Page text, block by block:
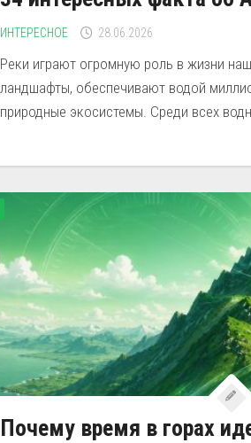
ИНТЕРЕСНОЕ 28.06.2026
Реки играют огромную роль в жизни
ландшафты, обеспечивают водой
природные экосистемы. Среди всех
Почему время в горах